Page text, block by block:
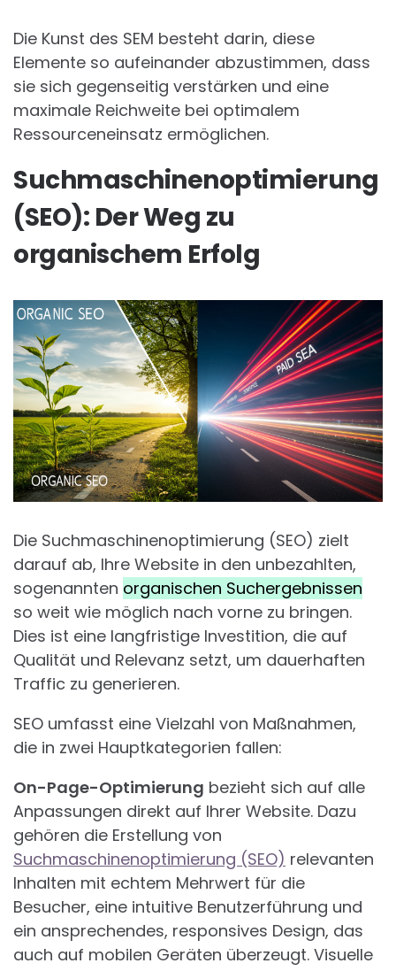
Die Kunst des SEM besteht darin, diese
Elemente so aufeinander abzustimmen, dass
sie sich gegenseitig verstärken und eine
maximale Reichweite bei optimalem
Ressourceneinsatz ermöglichen.
Suchmaschinenoptimierung
(SEO): Der Weg zu
organischem Erfolg
Die Suchmaschinenoptimierung (SEO) zielt
darauf ab, Ihre Website in den unbezahlten,
sogenannten organischen Suchergebnissen
so weit wie möglich nach vorne zu bringen.
Dies ist eine langfristige Investition, die auf
Qualität und Relevanz setzt, um dauerhaften
Traffic zu generieren.
SEO umfasst eine Vielzahl von Maßnahmen,
die in zwei Hauptkategorien fallen:
On-Page-Optimierung bezieht sich auf alle
Anpassungen direkt auf Ihrer Website. Dazu
gehören die Erstellung von
Suchmaschinenoptimierung (SEO) relevanten
Inhalten mit echtem Mehrwert für die
Besucher, eine intuitive Benutzerführung und
ein ansprechendes, responsives Design, das
auch auf mobilen Geräten überzeugt. Visuelle